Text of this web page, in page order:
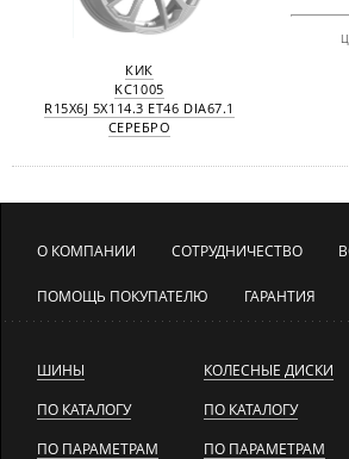
КИК
KC1005
R15X6J 5X114.3 ET46 DIA67.1
СЕРЕБРО
О КОМПАНИИ СОТРУДНИЧЕСТВО
ПОМОЩЬ ПОКУПАТЕЛЮ ГАРАНТИЯ
ШИНЫ
ПО КАТАЛОГУ
ПО ПАРАМЕТРАМ
КОЛЕСНЫЕ ДИСКИ
ПО КАТАЛОГУ
ПО ПАРАМЕТРАМ